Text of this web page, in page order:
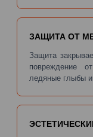
ЗАЩИТА ОТ
Защита
повреждение
ледяные глыбы и